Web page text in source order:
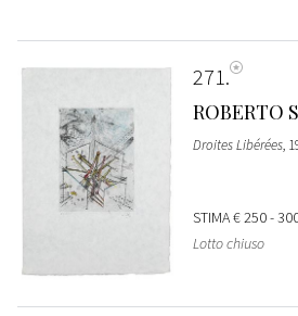
271
ROBERTO
Droites Libérées,
STIMA€ 250 -
Lotto chiuso